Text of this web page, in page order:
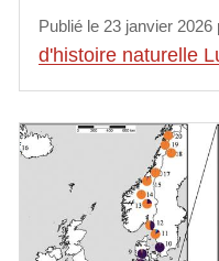
Publié le 23 janvier 2026
d'histoire naturelle